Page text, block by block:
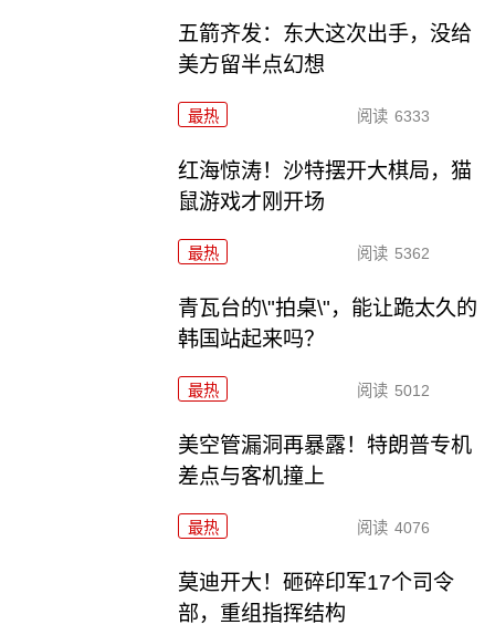
五箭齐发：东大这次出手，没给
美方留半点幻想
最热 阅读 6333
红海惊涛！沙特摆开大棋局，猫
鼠游戏才刚开场
最热 阅读 5362
青瓦台的\"拍桌\"，能让跪太久的
韩国站起来吗？
最热 阅读 5012
美空管漏洞再暴露！特朗普专机
差点与客机撞上
最热 阅读 4076
莫迪开大！砸碎印军17个司令
部，重组指挥结构